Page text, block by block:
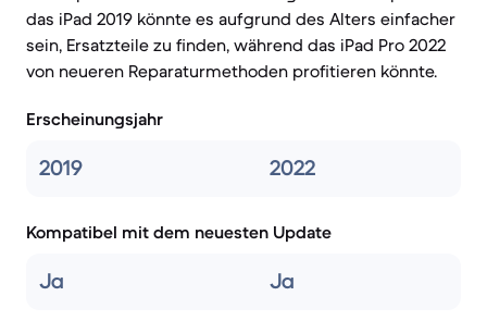
das iPad 2019 könnte es aufgrund des Alters einfacher
sein, Ersatzteile zu finden, während das iPad Pro 2022
von neueren Reparaturmethoden profitieren könnte.
Erscheinungsjahr
2019 2022
Kompatibel mit dem neuesten Update
Ja Ja